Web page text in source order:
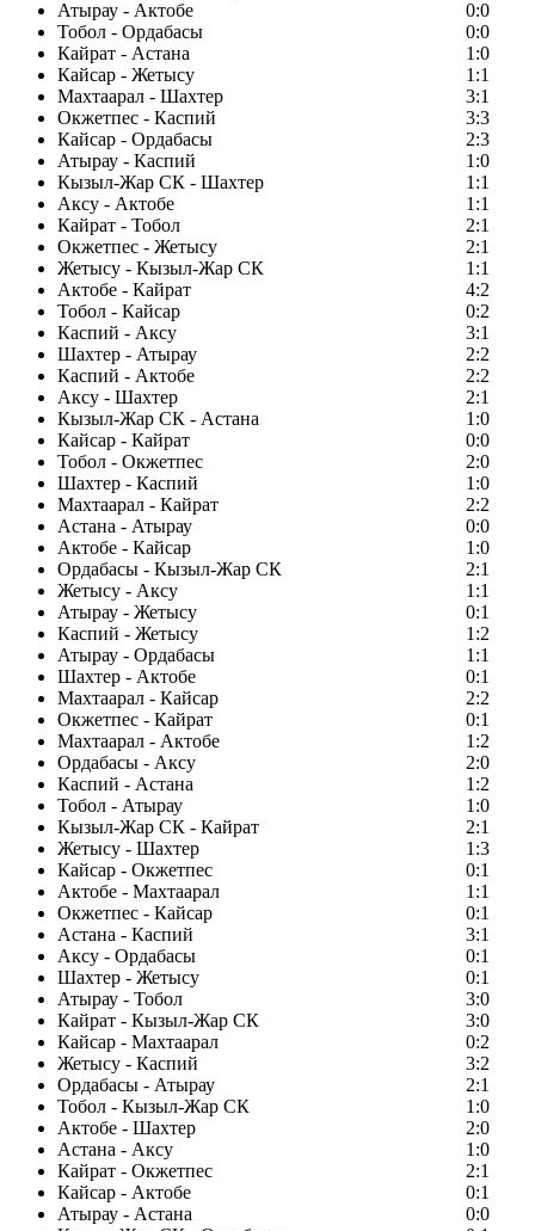
Атырау - Актобе
0:0
Тобол - Ордабасы
0:0
Кайрат - Астана
1:0
Кайсар - Жетысу
1:1
Махтаарал - Шахтер
3:1
Окжетпес - Каспий
3:3
Кайсар - Ордабасы
2:3
Атырау - Каспий
1:0
Кызыл-Жар СК - Шахтер
1:1
Аксу - Актобе
1:1
Кайрат - Тобол
2:1
Окжетпес - Жетысу
2:1
Жетысу - Кызыл-Жар СК
1:1
Актобе - Кайрат
4:2
Тобол - Кайсар
0:2
Каспий - Аксу
3:1
Шахтер - Атырау
2:2
Каспий - Актобе
2:2
Аксу - Шахтер
2:1
Кызыл-Жар СК - Астана
1:0
Кайсар - Кайрат
0:0
Тобол - Окжетпес
2:0
Шахтер - Каспий
1:0
Махтаарал - Кайрат
2:2
Астана - Атырау
0:0
Актобе - Кайсар
1:0
Ордабасы - Кызыл-Жар СК
2:1
Жетысу - Аксу
1:1
Атырау - Жетысу
0:1
Каспий - Жетысу
1:2
Атырау - Ордабасы
1:1
Шахтер - Актобе
0:1
Махтаарал - Кайсар
2:2
Окжетпес - Кайрат
0:1
Махтаарал - Актобе
1:2
Ордабасы - Аксу
2:0
Каспий - Астана
1:2
Тобол - Атырау
1:0
Кызыл-Жар СК - Кайрат
2:1
Жетысу - Шахтер
1:3
Кайсар - Окжетпес
0:1
Актобе - Махтаарал
1:1
Окжетпес - Кайсар
0:1
Астана - Каспий
3:1
Аксу - Ордабасы
0:1
Шахтер - Жетысу
0:1
Атырау - Тобол
3:0
Кайрат - Кызыл-Жар СК
3:0
Кайсар - Махтаарал
0:2
Жетысу - Каспий
3:2
Ордабасы - Атырау
2:1
Тобол - Кызыл-Жар СК
1:0
Актобе - Шахтер
2:0
Астана - Аксу
1:0
Кайрат - Окжетпес
2:1
Кайсар - Актобе
0:1
Атырау - Астана
0:0